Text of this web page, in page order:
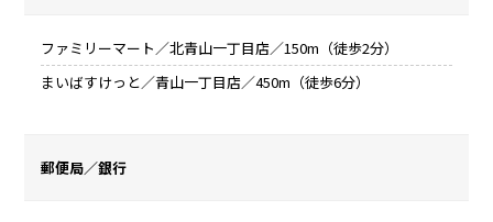
ファミリーマート／北青山一丁目店／150m（徒歩2分）
まいばすけっと／青山一丁目店／450m（徒歩6分）
郵便局／銀行